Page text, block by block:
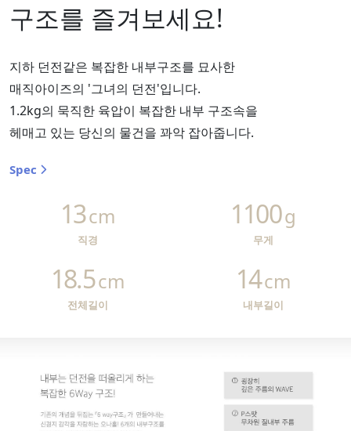
구조를 즐겨보세요!
지하 던전같은 복잡한 내부구조를 묘사한
매직아이즈의 '그녀의 던전'입니다.
1.2kg의 묵직한 육압이 복잡한 내부 구조속을
헤매고 있는 당신의 물건을 꽈악 잡아줍니다.
Spec
직경
13cm
무게
1100g
전체길이
18.5cm
내부길이
14cm